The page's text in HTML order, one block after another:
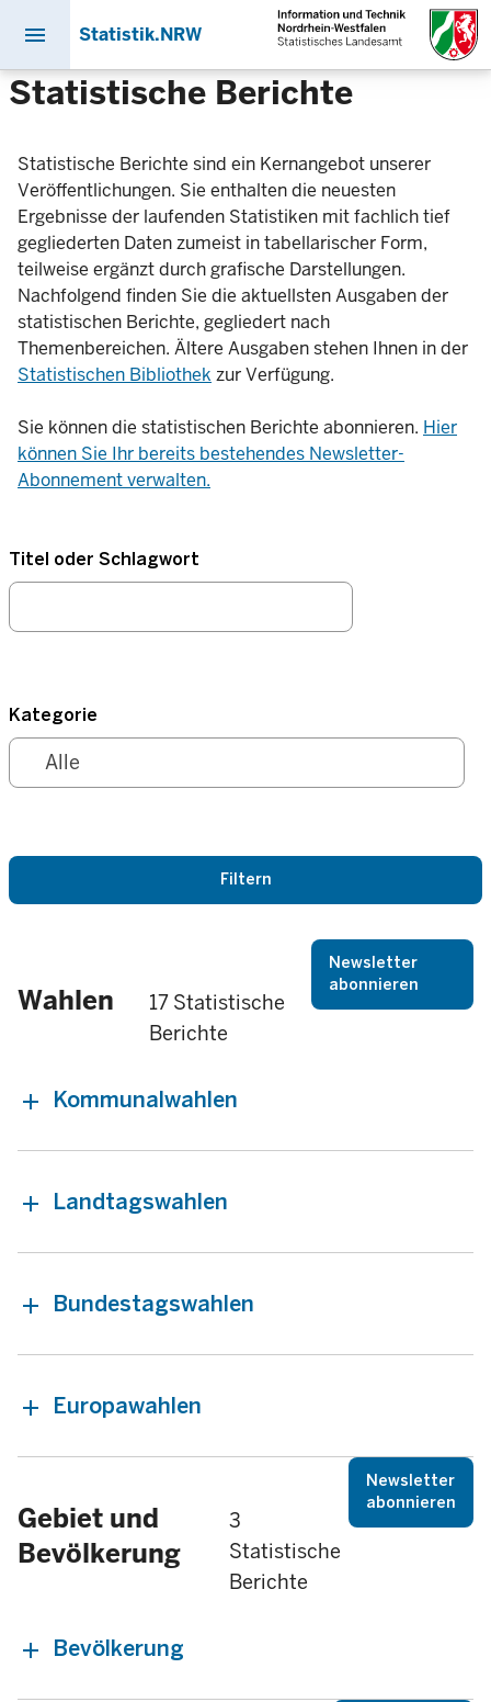
Direkt
zum
menu Statistik.NRW
Statistische Berichte
Statistische Berichte sind ein Kernangebot unserer
Veröffentlichungen. Sie enthalten die neuesten
Ergebnisse der laufenden Statistiken mit fachlich tief
gegliederten Daten zumeist in tabellarischer Form,
teilweise ergänzt durch grafische Darstellungen.
Nachfolgend finden Sie die aktuellsten Ausgaben der
statistischen Berichte, gegliedert nach
Themenbereichen. Ältere Ausgaben stehen Ihnen in der
Statistischen Bibliothek zur Verfügung.
Sie können die statistischen Berichte abonnieren. Hier
können Sie Ihr bereits bestehendes Newsletter-
Abonnement verwalten.
Titel oder Schlagwort
Kategorie
Wahlen
17 Statistische
Berichte
Newsletter
abonnieren
Kommunalwahlen
Landtagswahlen
Bundestagswahlen
Europawahlen
Gebiet und
Bevölkerung
3
Statistische
Berichte
Newsletter
abonnieren
Bevölkerung